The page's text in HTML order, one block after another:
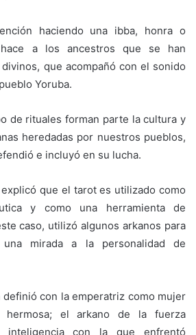
haciendo una ibba, honra o
a los ancestros que se han
que acompañó con el sonido
Yoruba.
de rituales forman parte la cultura y
heredadas por nuestros pueblos,
e incluyó en su lucha.
que el tarot es utilizado como
y como una herramienta de
caso, utilizó algunos arkanos para
mirada a la personalidad de
definió con la emperatriz como mujer
hermosa; el arkano de la fuerza
inteligencia con la que enfrentó